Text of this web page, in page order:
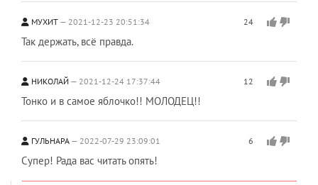
МУХИТ 2021-12-23 20:51:34 24
Так держать, всё правда.
НИКОЛАЙ 2021-12-24 17:37:44 12
Тонко и в самое яблочко!! МОЛОДЕЦ!!
ГУЛЬНАРА 2022-07-29 23:09:01 6
Супер! Рада вас читать опять!